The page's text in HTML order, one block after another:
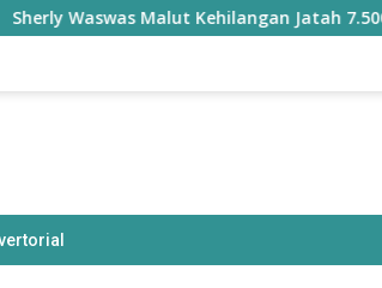
Malut Kehilangan Jatah 7.500